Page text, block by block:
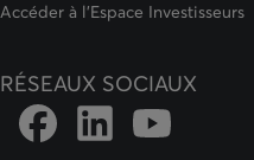
Accéder à l'Espace Investisseurs
RÉSEAUX SOCIAUX
Lien vers la page Facebook
Lien vers la page
Lien vers la